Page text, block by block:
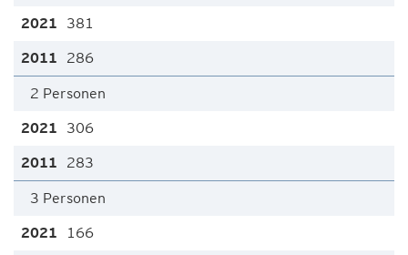
381
286
2 Personen
306
283
3 Personen
166